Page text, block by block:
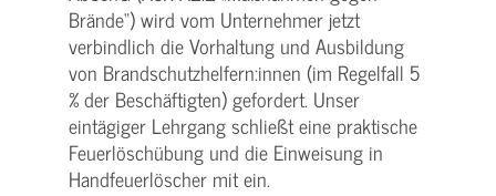
Brände“) wird vom Unternehmer jetzt
verbindlich die Vorhaltung und Ausbildung
von Brandschutzhelfern:innen (im Regelfall 5
% der Beschäftigten) gefordert. Unser
eintägiger Lehrgang schließt eine praktische
Feuerlöschübung und die Einweisung in
Handfeuerlöscher mit ein.